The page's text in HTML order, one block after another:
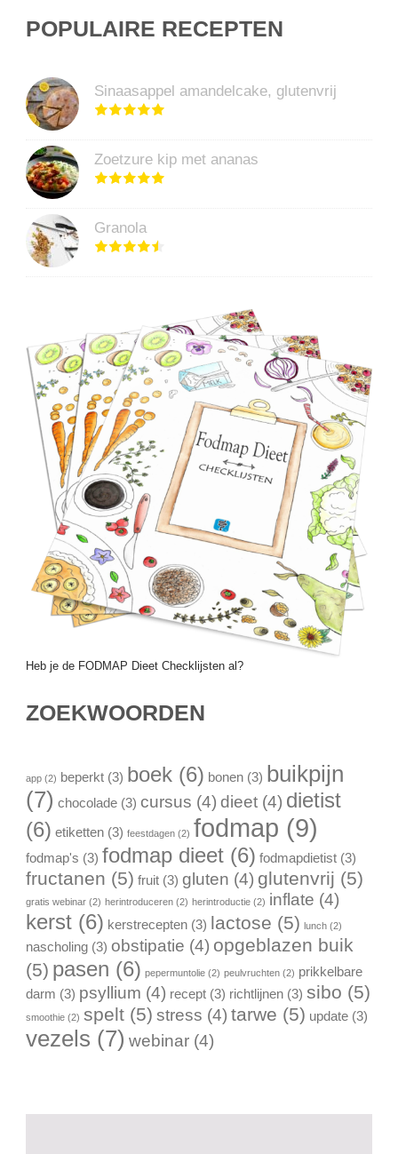
POPULAIRE RECEPTEN
Sinaasappel amandelcake, glutenvrij
Zoetzure kip met ananas
Granola
Heb je de FODMAP Dieet Checklijsten al?
ZOEKWOORDEN
app (2) beperkt (3) boek (6) bonen (3) buikpijn
(7) chocolade (3) cursus (4) dieet (4) dietist
(6) etiketten (3) feestdagen (2) fodmap (9)
fodmap's (3) fodmap dieet (6) fodmapdietist (3)
fructanen (5) fruit (3) gluten (4) glutenvrij (5)
gratis webinar (2) herintroduceren (2) herintroductie (2) inflate (4)
kerst (6) kerstrecepten (3) lactose (5) lunch (2)
nascholing (3) obstipatie (4) opgeblazen buik
(5) pasen (6) pepermuntolie (2) peulvruchten (2) prikkelbare
darm (3) psyllium (4) recept (3) richtlijnen (3) sibo (5)
smoothie (2) spelt (5) stress (4) tarwe (5) update (3)
vezels (7) webinar (4)